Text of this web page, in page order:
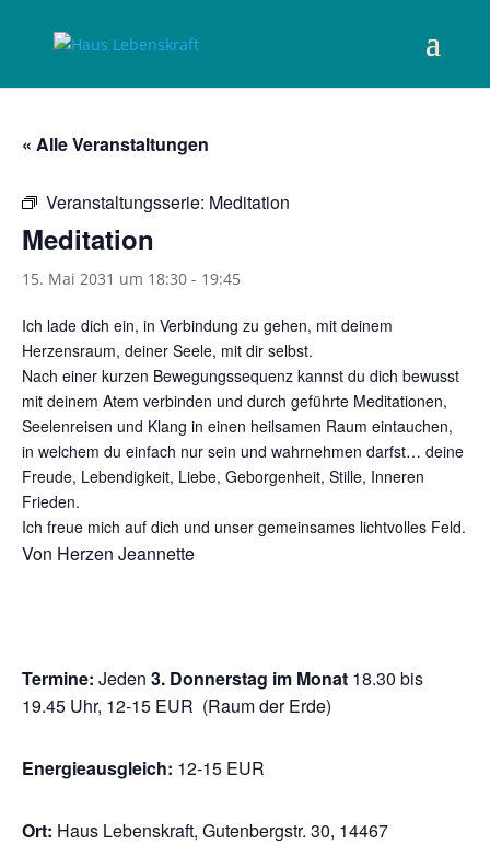
« Alle Veranstaltungen
Veranstaltungsserie: Meditation
Meditation
15. Mai 2031 um 18:30 - 19:45
Ich lade dich ein, in Verbindung zu gehen, mit deinem
Herzensraum, deiner Seele, mit dir selbst.
Nach einer kurzen Bewegungssequenz kannst du dich bewusst
mit deinem Atem verbinden und durch geführte Meditationen,
Seelenreisen und Klang in einen heilsamen Raum eintauchen,
in welchem du einfach nur sein und wahrnehmen darfst… deine
Freude, Lebendigkeit, Liebe, Geborgenheit, Stille, Inneren
Frieden.
Ich freue mich auf dich und unser gemeinsames lichtvolles Feld.
Von Herzen Jeannette
Termine: Jeden 3. Donnerstag im Monat 18.30 bis
19.45 Uhr, 12-15 EUR (Raum der Erde)
Energieausgleich: 12-15 EUR
Ort: Haus Lebenskraft, Gutenbergstr. 30, 14467